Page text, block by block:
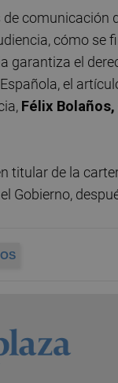
comunicación
cómo se
garantiza el
el
Félix Bolaños,
titular de la
Gobierno,